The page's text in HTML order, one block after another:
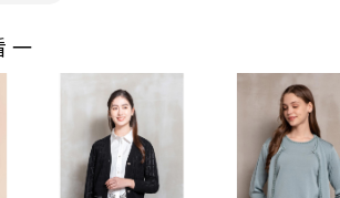
有限公司提供之「AFTEE先享後付」服務完成之交
範圍內提供個人資料，並將交易相關給付款項請求債
限公司。
宜，請瀏覽以下網址：
事先徵得法定代理人或監護人之同意方可使用
若未經同意申辦者引起之損失，本公司不負相關責
含以上)免運費
送)
含以上)免運費
一